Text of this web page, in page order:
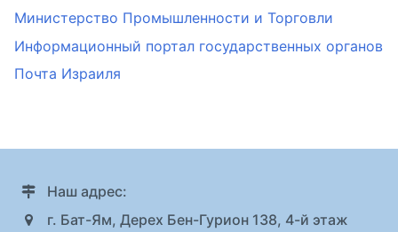
Министерство Промышленности и Торговли
Информационный портал государственных органов
Почта Израиля
Наш адрес:
г. Бат-Ям, Дерех Бен-Гурион 138, 4-й этаж